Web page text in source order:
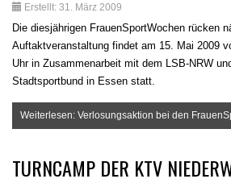
Erstellt: 31. März 2009
Die diesjährigen FrauenSportWochen rücken
Auftaktveranstaltung findet am 15. Mai 2009
Uhr in Zusammenarbeit mit dem LSB-NRW
Stadtsportbund in Essen statt.
Weiterlesen: Verlosungsaktion bei den
TURNCAMP DER KTV